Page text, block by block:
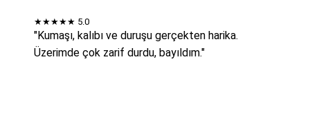
★★★★★ 5.0
"Kumaşı, kalıbı ve duruşu gerçekten harika.
Üzerimde çok zarif durdu, bayıldım."